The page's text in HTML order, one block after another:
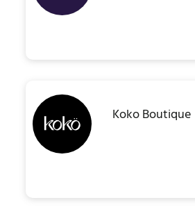
Koko Boutique